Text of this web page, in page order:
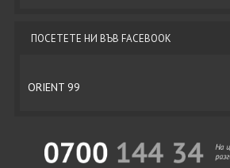
ПОСЕТЕТЕ НИ ВЪВ FACEBOOK
ORIENT 99